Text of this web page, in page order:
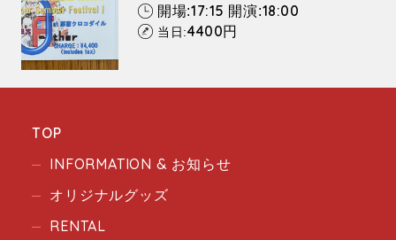
開場:17:15 開演:18:00
当日:4400円
TOP
INFORMATION & お知らせ
オリジナルグッズ
RENTAL